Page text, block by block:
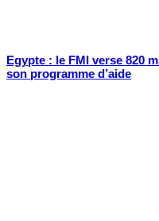
Egypte : le FMI verse 820
son programme d’aide